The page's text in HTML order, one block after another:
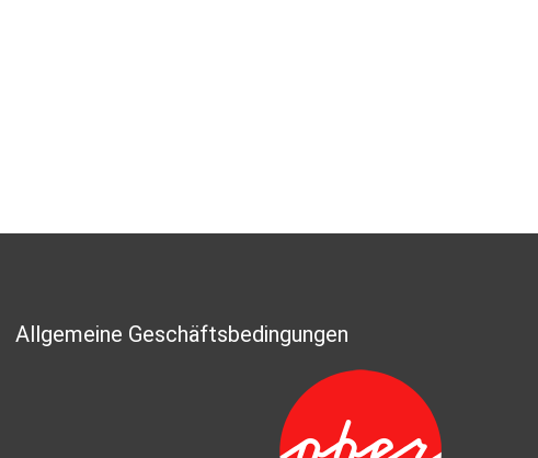
Allgemeine Geschäftsbedingungen